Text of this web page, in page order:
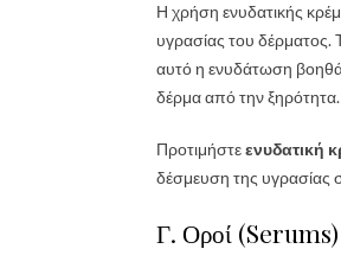
Η χρήση ενυδατικής
υγρασίας του δέρματος.
αυτό η ενυδάτωση
δέρμα από την ξηρότητα.
Προτιμήστεενυδατική
δέσμευση της υγρασίας
Γ. Οροί (Serums)